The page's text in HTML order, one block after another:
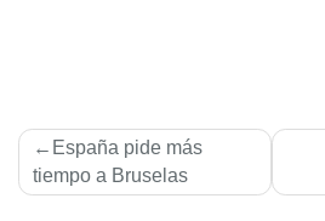
Navegación
de
España pide más
tiempo a Bruselas